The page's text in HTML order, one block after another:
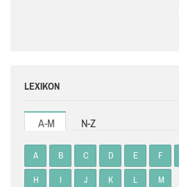
LEXIKON
A-M N-Z
A B C D E F
H I J K L M